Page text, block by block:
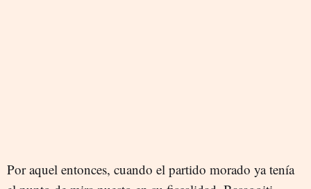
Por aquel entonces, cuando el partido morado ya tenía